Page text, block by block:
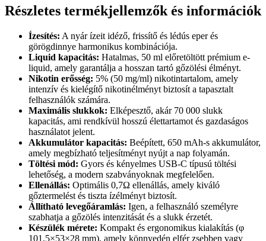
Részletes termékjellemzők és információk
Ízesítés: A nyár ízeit idéző, frissítő és lédús eper és
görögdinnye harmonikus kombinációja.
Liquid kapacitás: Hatalmas, 50 ml előretöltött prémium e-
liquid, amely garantálja a hosszan tartó gőzölési élményt.
Nikotin erősség: 5% (50 mg/ml) nikotintartalom, amely
intenzív és kielégítő nikotinélményt biztosít a tapasztalt
felhasználók számára.
Maximális slukkok: Elképesztő, akár 70 000 slukk
kapacitás, ami rendkívül hosszú élettartamot és gazdaságos
használatot jelent.
Akkumulátor kapacitás: Beépített, 650 mAh-s akkumulátor,
amely megbízható teljesítményt nyújt a nap folyamán.
Töltési mód: Gyors és kényelmes USB-C típusú töltési
lehetőség, a modern szabványoknak megfelelően.
Ellenállás: Optimális 0,7Ω ellenállás, amely kiváló
gőztermelést és tiszta ízélményt biztosít.
Állítható levegőáramlás: Igen, a felhasználó személyre
szabhatja a gőzölés intenzitását és a slukk érzetét.
Készülék mérete: Kompakt és ergonomikus kialakítás (φ
101,5×53×28 mm), amely könnyedén elfér zsebben vagy